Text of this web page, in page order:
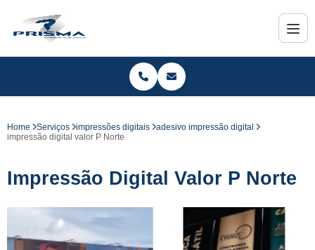
Home Serviços impressões digitais
adesivo impressão digital
impressão digital valor P Norte
Impressão Digital Valor P Norte